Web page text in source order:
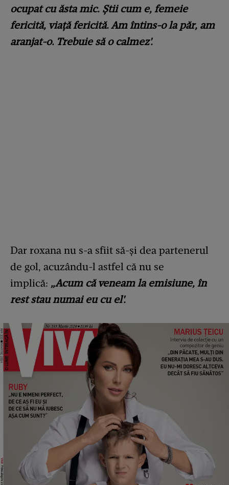
ocupat cu ăsta mic. Știi cum e, femeie
fericită, viață fericită. Am întins-o la păr, am
aranjat-o. Trebuie să o calmez'.
Dar roxana nu s-a sfiit să-și dea partenerul
de gol, acuzându-l astfel că nu se
implică: „Acum că veneam la emisiune, în
rest stau numai eu cu el'.